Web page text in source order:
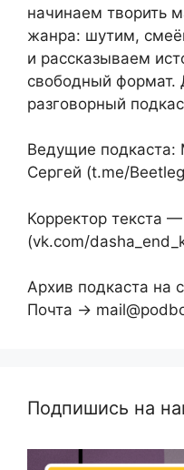
начинаем творить
жанра: шутим,
и рассказываем
свободный
разговорный
Ведущие подкаста:
Сергей (t.me/
Корректор текста
(vk.com/
Архив подкаста на
Почта →
Подпишись на